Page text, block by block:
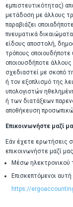
εμπιστευτικότητας)
μετάδοση με άλλους
παραβιάζει
πνευματικά
είδους αποστολή,
τρόπους οποιουδήποτε
οποιουσδήποτε
σχεδιαστεί με σκοπό
ή τον εξοπλισμό της
υπολογιστών
ή των διατάξεων
αποθήκευση
Επικοινωνήστε μαζί
Εάν έχετε ερωτήσεις
επικοινωνήστε μαζί
Μέσω ηλεκτρονικού
Επισκεπτόμενοι
https://